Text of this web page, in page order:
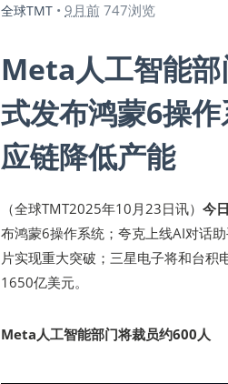
全球TMT • 9月前 747浏览
Meta人工智能
式发布鸿蒙6操
应链降低产能
（全球TMT2025年10月23日讯） 今
布鸿蒙6操作系统；夸克上线AI对话
片实现重大突破；三星电子将和台积
1650亿美元。
Meta人工智能部门将裁员约600人